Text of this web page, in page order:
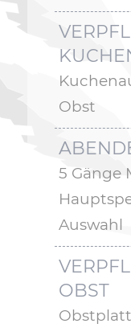
Obst
5 Gänge
Auswahl
OBST